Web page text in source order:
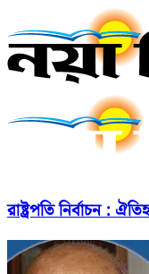
রাষ্ট্রপতি নির্বাচন :